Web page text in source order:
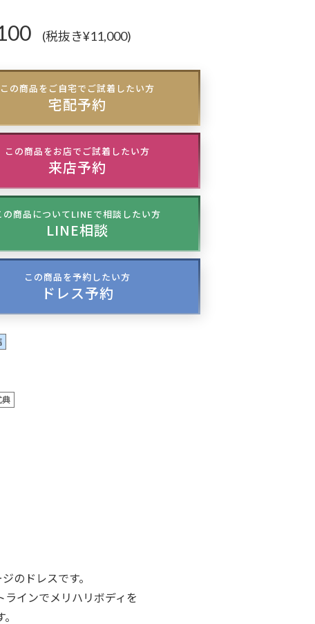
(税抜き¥11,000)
この商品をご自宅でご試着したい方
宅配予約
この商品をお店でご試着したい方
来店予約
の商品についてLINEで相談したい方
LINE相談
この商品を予約したい方
ドレス予約
典
のドレスです。
インでメリハリボディを